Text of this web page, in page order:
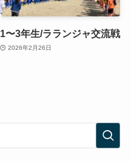
1〜3年生/ラランジャ交流戦
2026年2月26日